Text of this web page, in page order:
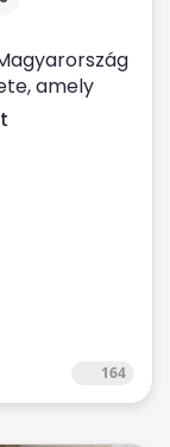
amely
164